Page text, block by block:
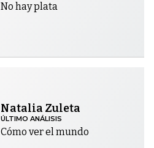
No hay plata
Natalia Zuleta
ÚLTIMO ANÁLISIS
Cómo ver el mundo